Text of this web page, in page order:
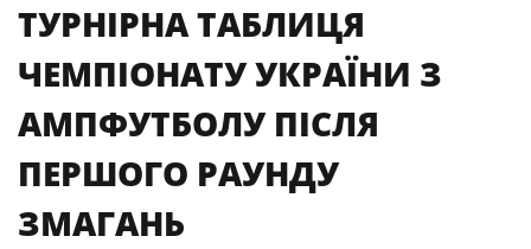
ТУРНІРНА ТАБЛИЦЯ
ЧЕМПІОНАТУ УКРАЇНИ З
АМПФУТБОЛУ ПІСЛЯ
ПЕРШОГО РАУНДУ
ЗМАГАНЬ